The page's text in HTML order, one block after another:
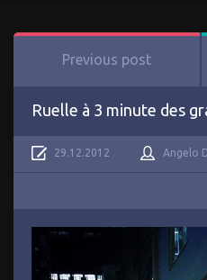
Previous post
Ruelle à 3 minute des
29.12.2012 Angelo